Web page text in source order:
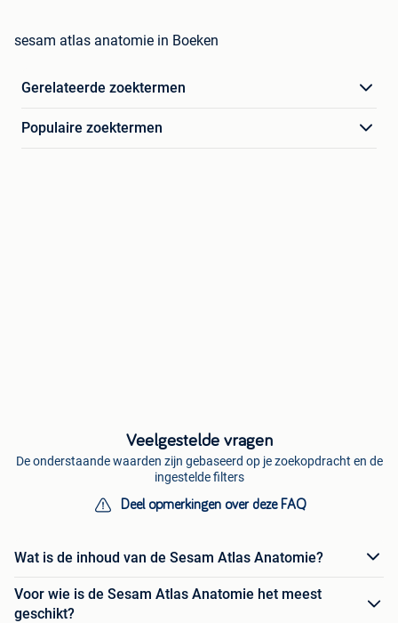
sesam atlas anatomie in Boeken
Gerelateerde zoektermen
Populaire zoektermen
Veelgestelde vragen
De onderstaande waarden zijn gebaseerd op je zoekopdracht en de
ingestelde filters
Deel opmerkingen over deze FAQ
Wat is de inhoud van de Sesam Atlas Anatomie?
Voor wie is de Sesam Atlas Anatomie het meest
geschikt?